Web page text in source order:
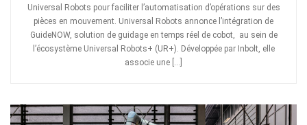
Universal Robots pour faciliter l’automatisation d’opérations sur des
pièces en mouvement. Universal Robots annonce l’intégration de
GuideNOW, solution de guidage en temps réel de cobot, au sein de
l’écosystème Universal Robots+ (UR+). Développée par Inbolt, elle
associe une […]